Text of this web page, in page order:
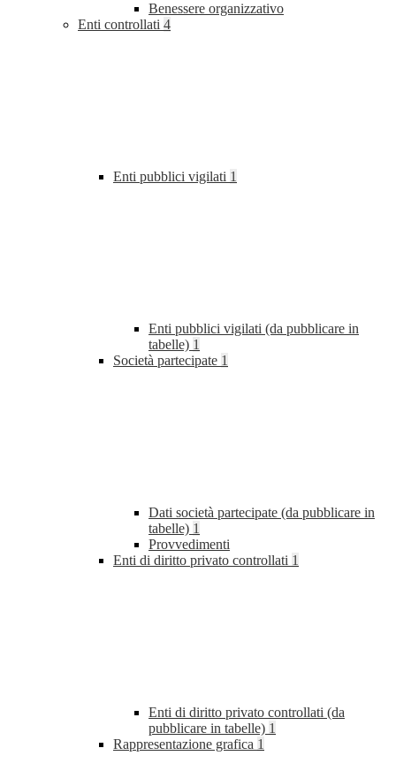
Benessere organizzativo
Enti controllati 4
Enti pubblici vigilati 1
Enti pubblici vigilati (da pubblicare in
tabelle) 1
Società partecipate 1
Dati società partecipate (da pubblicare in
tabelle) 1
Provvedimenti
Enti di diritto privato controllati 1
Enti di diritto privato controllati (da
pubblicare in tabelle) 1
Rappresentazione grafica 1